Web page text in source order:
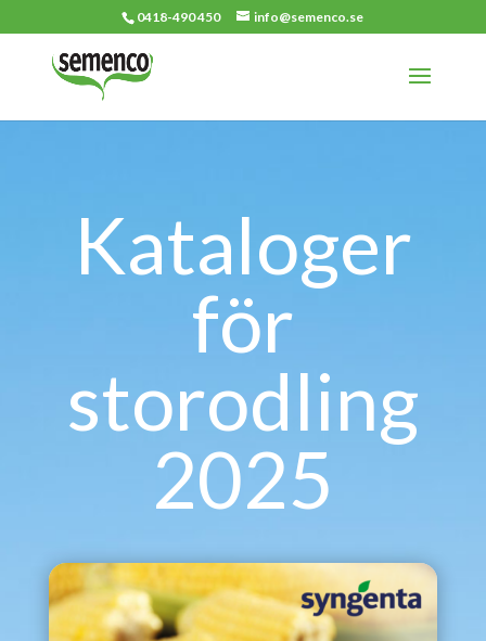
0418-490 450 info@semenco.se
Kataloger
för
storodling
2025